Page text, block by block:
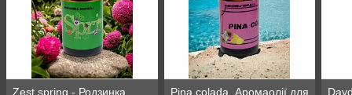
Zest spring - Родзинка
Pina colada ,Аромаолії для